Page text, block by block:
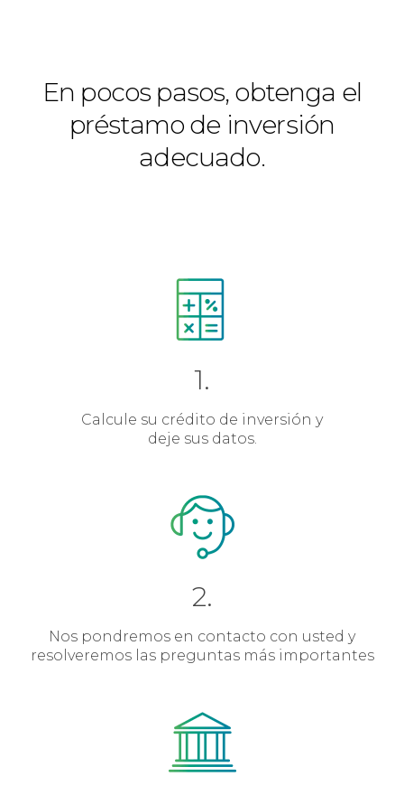
En pocos pasos, obtenga el
préstamo de inversión
adecuado.
1.
Calcule su crédito de inversión y
deje sus datos.
2.
Nos pondremos en contacto con usted y
resolveremos las preguntas más importantes